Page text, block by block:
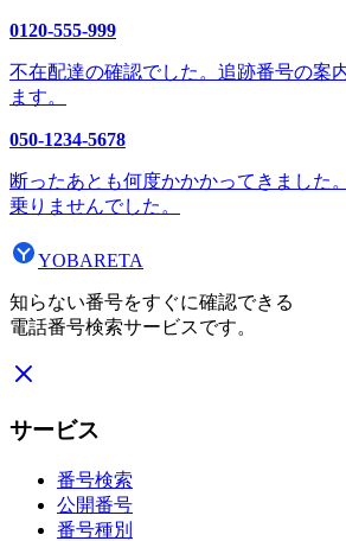
0120-555-999
不在配達の確認でした。追跡番号の案
ます。
050-1234-5678
断ったあとも何度かかかってきました
乗りませんでした。
YOBARETA
知らない番号をすぐに確認できる
電話番号検索サービスです。
サービス
番号検索
公開番号
番号種別